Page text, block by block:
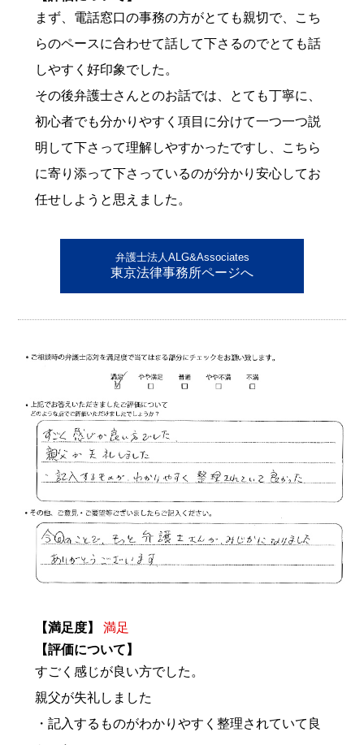
まず、電話窓口の事務の方がとても親切で、こち
らのペースに合わせて話して下さるのでとても話
しやすく好印象でした。
その後弁護士さんとのお話では、とても丁寧に、
初心者でも分かりやすく項目に分けて一つ一つ説
明して下さって理解しやすかったですし、こちら
に寄り添って下さっているのが分かり安心してお
任せしようと思えました。
弁護士法人ALG&Associates
東京法律事務所ページへ
【満足度】
満足
【評価について】
すごく感じが良い方でした。
親父が失礼しました
・記入するものがわかりやすく整理されていて良